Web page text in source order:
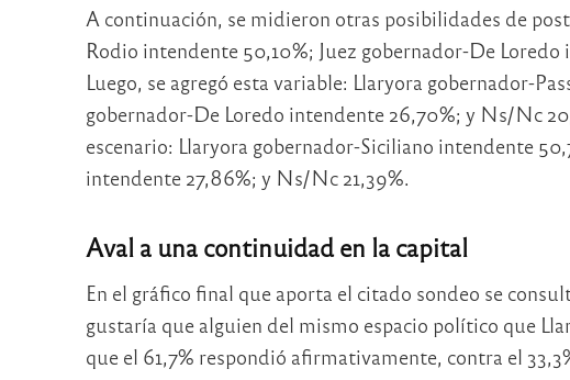
A continuación, se midieron otras posibilidades de
Rodio intendente 50,10%; Juez gobernador-De
Luego, se agregó esta variable: Llaryora gobernador-
gobernador-De Loredo intendente 26,70%; y Ns/Nc
escenario: Llaryora gobernador-Siciliano intendente
intendente 27,86%; y Ns/Nc 21,39%.
Aval a una continuidad en la capital
En el gráfico final que aporta el citado sondeo se
gustaría que alguien del mismo espacio político que
que el 61,7% respondió afirmativamente, contra el